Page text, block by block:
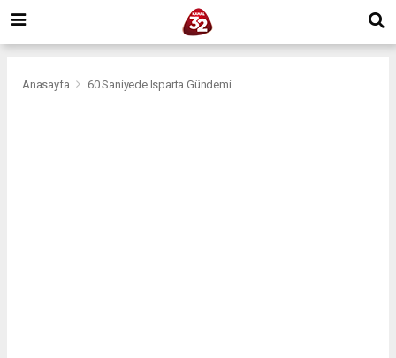
Anasayfa 60 Saniyede Isparta Gündemi